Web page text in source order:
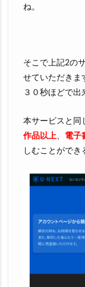
ね。
そこで上記2の
せていただきま
３０秒ほどで出
本サービスと同
作品以上
電子
しむことができ